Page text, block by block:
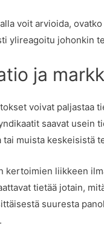
voit arvioida,
ylireagoitu johonkin
ja
voivat paljastaa
saavat usein
muista keskeisistä
kertoimien liikkeen
tietää jotain,
suuresta